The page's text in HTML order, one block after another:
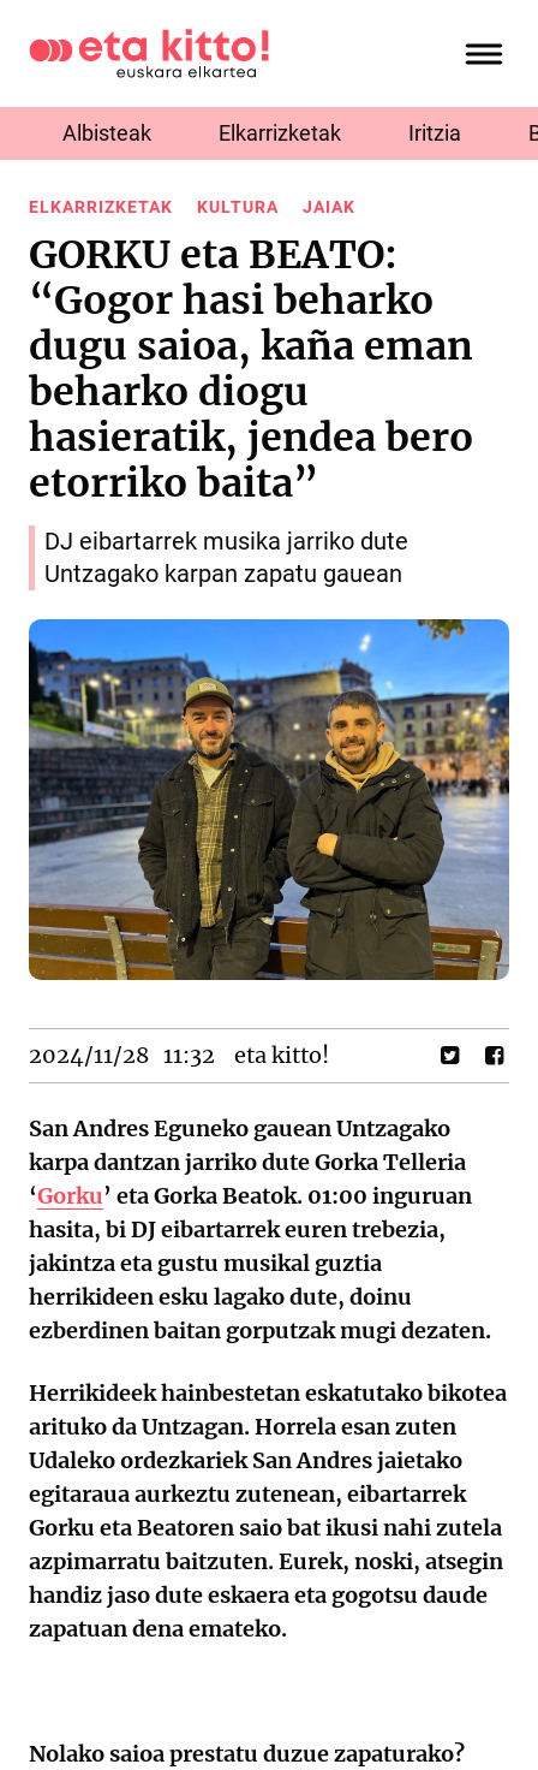
Albisteak Elkarrizketak Iritzia
ELKARRIZKETAK KULTURA JAIAK
GORKU eta BEATO:
“Gogor hasi beharko
dugu saioa, kaña eman
beharko diogu
hasieratik, jendea bero
etorriko baita”
DJ eibartarrek musika jarriko dute
Untzagako karpan zapatu gauean
2024/11/28 11:32 eta kitto!
San Andres Eguneko gauean Untzagako
karpa dantzan jarriko dute Gorka Telleria
‘Gorku’ eta Gorka Beatok. 01:00 inguruan
hasita, bi DJ eibartarrek euren trebezia,
jakintza eta gustu musikal guztia
herrikideen esku lagako dute, doinu
ezberdinen baitan gorputzak mugi dezaten.
Herrikideek hainbestetan eskatutako bikotea
arituko da Untzagan. Horrela esan zuten
Udaleko ordezkariek San Andres jaietako
egitaraua aurkeztu zutenean, eibartarrek
Gorku eta Beatoren saio bat ikusi nahi zutela
azpimarratu baitzuten. Eurek, noski, atsegin
handiz jaso dute eskaera eta gogotsu daude
zapatuan dena emateko.
Nolako saioa prestatu duzue zapaturako?